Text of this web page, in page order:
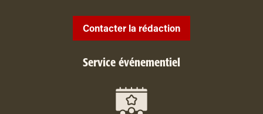
Contacter la rédaction
Service événementiel